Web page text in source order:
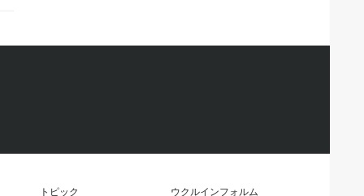
トピック ウクルインフォルム